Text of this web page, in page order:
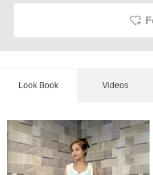
Look Book Videos